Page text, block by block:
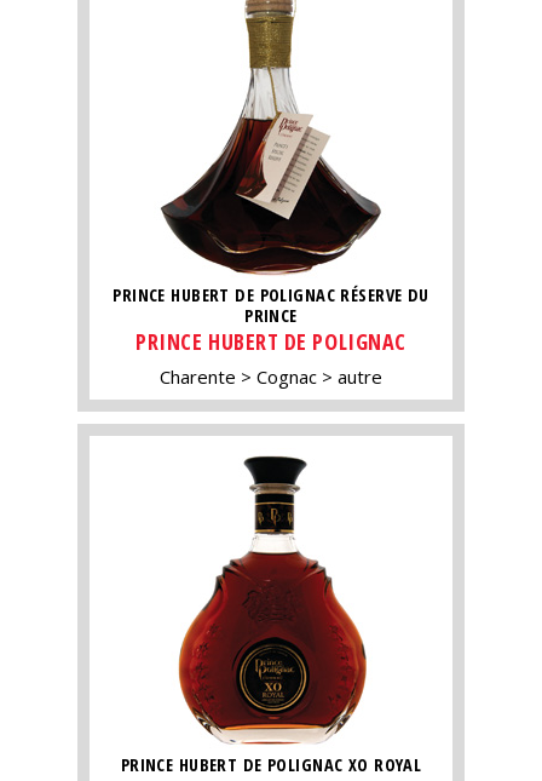
PRINCE HUBERT DE POLIGNAC RÉSERVE DU
PRINCE
PRINCE HUBERT DE POLIGNAC
Charente Cognac autre
PRINCE HUBERT DE POLIGNAC XO ROYAL